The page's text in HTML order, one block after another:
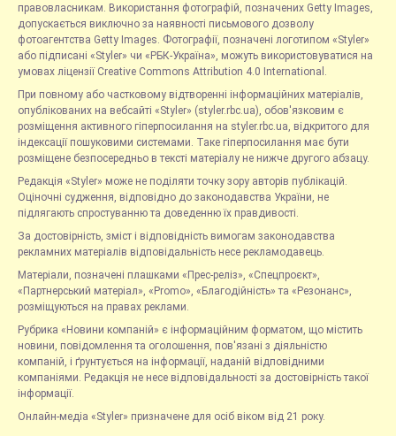
правовласникам. Використання фотографій, позначених Getty Images,
допускається виключно за наявності письмового дозволу
фотоагентства Getty Images. Фотографії, позначені логотипом «Styler»
або підписані «Styler» чи «РБК-Україна», можуть використовуватися на
умовах ліцензії Creative Commons Attribution 4.0 International.
При повному або частковому відтворенні інформаційних матеріалів,
опублікованих на вебсайті «Styler» (styler.rbc.ua), обов'язковим є
розміщення активного гіперпосилання на styler.rbc.ua, відкритого для
індексації пошуковими системами. Таке гіперпосилання має бути
розміщене безпосередньо в тексті матеріалу не нижче другого абзацу.
Редакція «Styler» може не поділяти точку зору авторів публікацій.
Оціночні судження, відповідно до законодавства України, не
підлягають спростуванню та доведенню їх правдивості.
За достовірність, зміст і відповідність вимогам законодавства
рекламних матеріалів відповідальність несе рекламодавець.
Матеріали, позначені плашками «Прес-реліз», «Спецпроєкт»,
«Партнерський матеріал», «Promo», «Благодійність» та «Резонанс»,
розміщуються на правах реклами.
Рубрика «Новини компаній» є інформаційним форматом, що містить
новини, повідомлення та оголошення, пов'язані з діяльністю
компаній, і ґрунтується на інформації, наданій відповідними
компаніями. Редакція не несе відповідальності за достовірність такої
інформації.
Онлайн-медіа «Styler» призначене для осіб віком від 21 року.